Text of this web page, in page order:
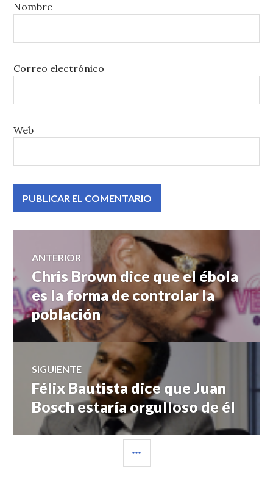
Nombre
Correo electrónico
Web
Navegación
de
entradas
ANTERIOR
Entrada
anterior:
Chris Brown dice que el ébola
es la forma de controlar la
población
SIGUIENTE
Entrada
siguiente:
Félix Bautista dice que Juan
Bosch estaría orgulloso de él
LATERAL